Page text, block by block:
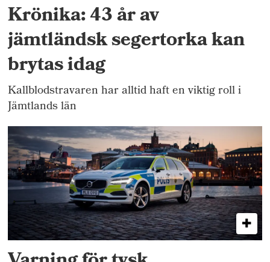
Krönika: 43 år av
jämtländsk segertorka kan
brytas idag
Kallblodstravaren har alltid haft en viktig roll i
Jämtlands län